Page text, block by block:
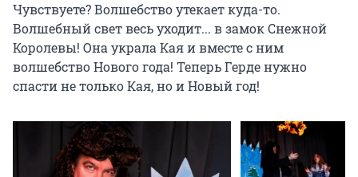
Чувствуете? Волшебство утекает куда-то.
Волшебный свет весь уходит... в замок Снежной
Королевы! Она украла Кая и вместе с ним
волшебство Нового года! Теперь Герде нужно
спасти не только Кая, но и Новый год!